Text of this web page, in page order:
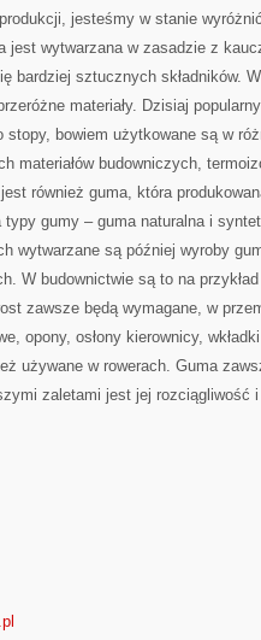
jesteśmy w stanie
jest wytwarzana w zasadzie z
bardziej sztucznych składników.
materiały. Dzisiaj
stopy, bowiem użytkowane są w
materiałów budowniczych,
również guma, która
gumy – guma naturalna i
wytwarzane są później wyroby
W budownictwie są to na
zawsze będą wymagane, w
opony, osłony kierownicy,
używane w rowerach. Guma
zaletami jest jej rozciągliwość